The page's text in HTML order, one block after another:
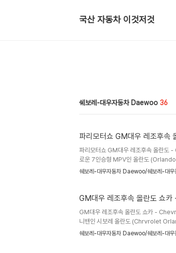
국산 자동차 이것저것
쉐보레-대우자동차 Daewoo 36
파리모터쇼 GM대우 레조후
파리모터쇼 GM대우 레조후속 올란
로운 7인승형 MPV인 올란도
HHR의 후속차량으로 판매될 계획. 라
니다. 2008 파리모터쇼 시보레 올란도
쉐보레-대우자동차 Daewoo/쉐보레-대
GM대우 레조후속 올란도 쇼
GM대우 레조후속 올란도 쇼카 -
니밴인 시보레 올란도 (Chrvrolet
용했지만 휠베이스가 2760mm로
쉐보레-대우자동차 Daewoo/쉐보레-대